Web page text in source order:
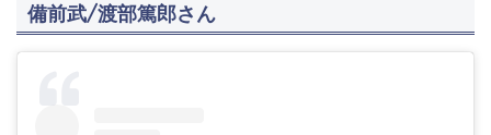
備前武/渡部篤郎さん